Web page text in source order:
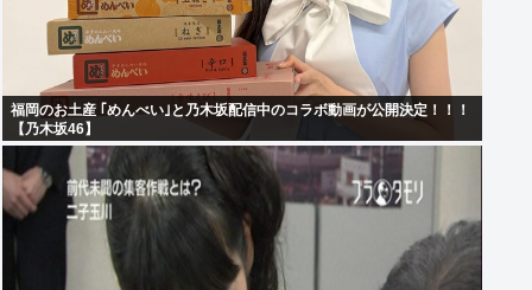
福岡のお土産 ｢めんべい｣と乃木坂配信中のコラボ動画が公開決定！！！
【乃木坂46】